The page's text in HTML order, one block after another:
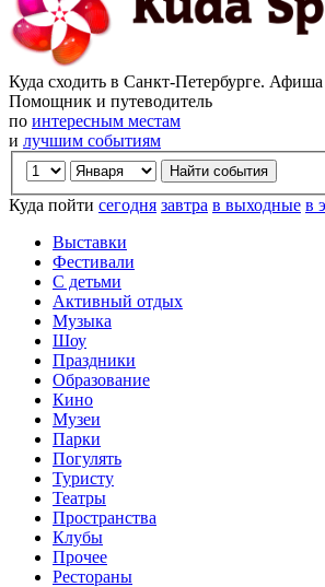
Куда сходить в Санкт-Петербурге. Афиша
Помощник и путеводитель
по интересным местам
и лучшим событиям
Куда пойти сегодня завтра в выходные в
Выставки
Фестивали
С детьми
Активный отдых
Музыка
Шоу
Праздники
Образование
Кино
Музеи
Парки
Погулять
Туристу
Театры
Пространства
Клубы
Прочее
Рестораны